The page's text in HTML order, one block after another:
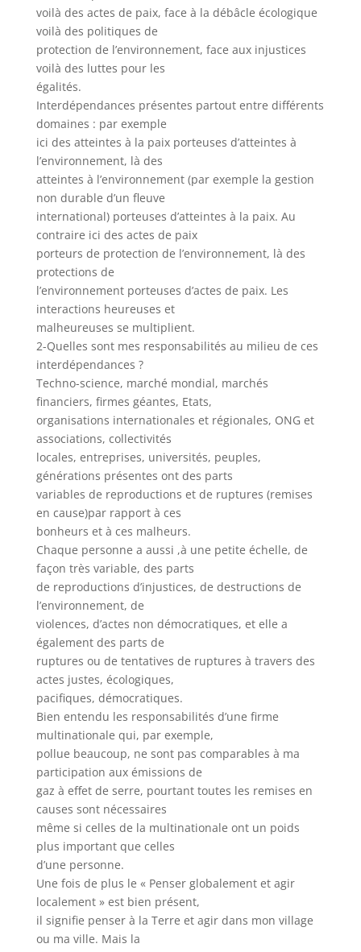
voilà des actes de paix, face à la débâcle écologique
voilà des politiques de
protection de l’environnement, face aux injustices
voilà des luttes pour les
égalités.
Interdépendances présentes partout entre différents
domaines : par exemple
ici des atteintes à la paix porteuses d’atteintes à
l’environnement, là des
atteintes à l’environnement (par exemple la gestion
non durable d’un fleuve
international) porteuses d’atteintes à la paix. Au
contraire ici des actes de paix
porteurs de protection de l’environnement, là des
protections de
l’environnement porteuses d’actes de paix. Les
interactions heureuses et
malheureuses se multiplient.
2-Quelles sont mes responsabilités au milieu de ces
interdépendances ?
Techno-science, marché mondial, marchés
financiers, firmes géantes, Etats,
organisations internationales et régionales, ONG et
associations, collectivités
locales, entreprises, universités, peuples,
générations présentes ont des parts
variables de reproductions et de ruptures (remises
en cause)par rapport à ces
bonheurs et à ces malheurs.
Chaque personne a aussi ,à une petite échelle, de
façon très variable, des parts
de reproductions d’injustices, de destructions de
l’environnement, de
violences, d’actes non démocratiques, et elle a
également des parts de
ruptures ou de tentatives de ruptures à travers des
actes justes, écologiques,
pacifiques, démocratiques.
Bien entendu les responsabilités d’une firme
multinationale qui, par exemple,
pollue beaucoup, ne sont pas comparables à ma
participation aux émissions de
gaz à effet de serre, pourtant toutes les remises en
causes sont nécessaires
même si celles de la multinationale ont un poids
plus important que celles
d’une personne.
Une fois de plus le « Penser globalement et agir
localement » est bien présent,
il signifie penser à la Terre et agir dans mon village
ou ma ville. Mais la